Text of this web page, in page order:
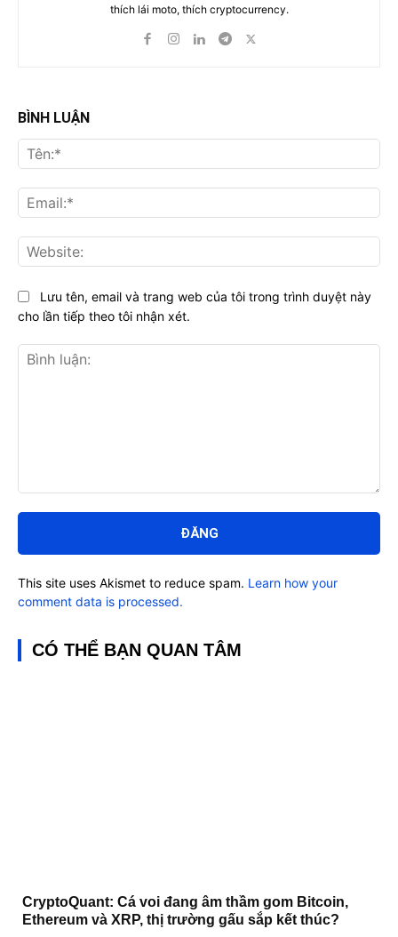
thích lái moto, thích cryptocurrency.
BÌNH LUẬN
luận:
Lưu tên, email và trang web của tôi trong trình duyệt này
cho lần tiếp theo tôi nhận xét.
This site uses Akismet to reduce spam. Learn how your
comment data is processed.
CÓ THỂ BẠN QUAN TÂM
CryptoQuant: Cá voi đang âm thầm gom Bitcoin,
Ethereum và XRP, thị trường gấu sắp kết thúc?